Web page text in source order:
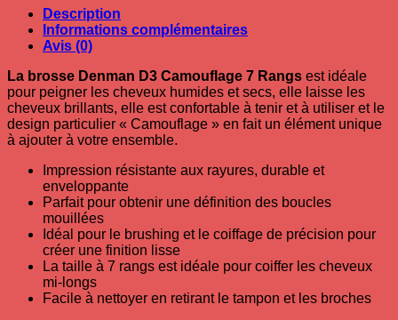
Description
Informations complémentaires
Avis (0)
La brosse Denman D3 Camouflage 7 Rangs est idéale
pour peigner les cheveux humides et secs, elle laisse les
cheveux brillants, elle est confortable à tenir et à utiliser et le
design particulier « Camouflage » en fait un élément unique
à ajouter à votre ensemble.
Impression résistante aux rayures, durable et
enveloppante
Parfait pour obtenir une définition des boucles
mouillées
Idéal pour le brushing et le coiffage de précision pour
créer une finition lisse
La taille à 7 rangs est idéale pour coiffer les cheveux
mi-longs
Facile à nettoyer en retirant le tampon et les broches